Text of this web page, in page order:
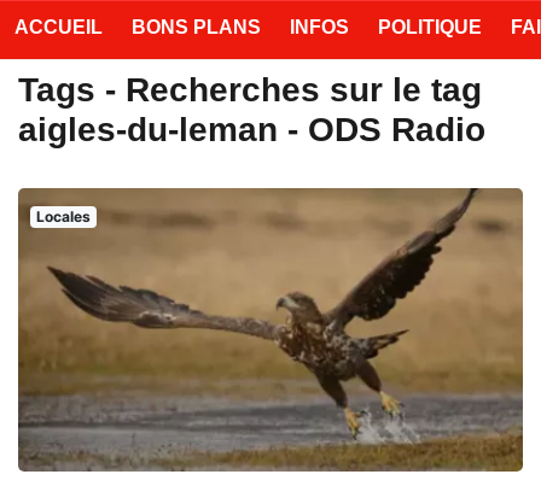
ACCUEIL BONS PLANS INFOS POLITIQUE
Tags - Recherches sur le tag
aigles-du-leman - ODS Radio
Locales